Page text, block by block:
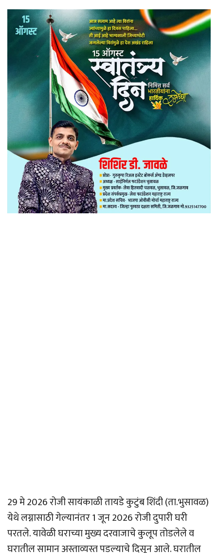
29 मे 2026 रोजी सायंकाळी तायडे कुटुंब शिंदी (ता.भुसावळ)
येथे लग्नासाठी गेल्यानंतर 1 जून 2026 रोजी दुपारी घरी
परतले. यावेळी घराच्या मुख्य दरवाजाचे कुलूप तोडलेले व
घरातील सामान अस्ताव्यस्त पडल्याचे दिसून आले. घरातील